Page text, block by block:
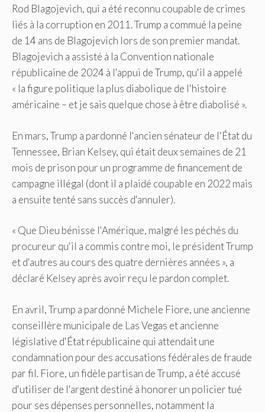
Rod Blagojevich, qui a été reconnu coupable de crimes
liés à la corruption en 2011. Trump a commué la peine
de 14 ans de Blagojevich lors de son premier mandat.
Blagojevich a assisté à la Convention nationale
républicaine de 2024 à l'appui de Trump, qu'il a appelé
« la figure politique la plus diabolique de l'histoire
américaine – et je sais quelque chose à être diabolisé ».
En mars, Trump a pardonné l'ancien sénateur de l'État du
Tennessee, Brian Kelsey, qui était deux semaines de 21
mois de prison pour un programme de financement de
campagne illégal (dont il a plaidé coupable en 2022 mais
a ensuite tenté sans succès d'annuler).
« Que Dieu bénisse l'Amérique, malgré les péchés du
procureur qu'il a commis contre moi, le président Trump
et d'autres au cours des quatre dernières années », a
déclaré Kelsey après avoir reçu le pardon complet.
En avril, Trump a pardonné Michele Fiore, une ancienne
conseillère municipale de Las Vegas et ancienne
législative d'État républicaine qui attendait une
condamnation pour des accusations fédérales de fraude
par fil. Fiore, un fidèle partisan de Trump, a été accusé
d'utiliser de l'argent destiné à honorer un policier tué
pour ses dépenses personnelles, notamment la